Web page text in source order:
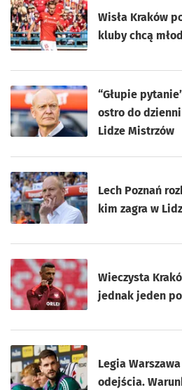
Wisła Kraków
kluby chcą
“Głupie
ostro do
Lidze Mistrzów
Lech Poznań
kim zagra w
Wieczysta
jednak jeden
Legia
odejścia.